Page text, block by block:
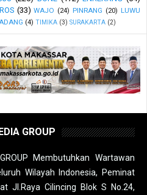
(33) WAJO (24) PINRANG (20) LUWU
(4) TIMIKA (3) SURAKARTA (2)
GROUP
Membutuhkan Wartawan
Wilayah Indonesia, Peminat
Jl.Raya Cilincing Blok S No.24,